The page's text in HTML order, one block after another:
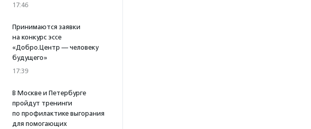
17:46
Принимаются заявки
на конкурс эссе
«Добро.Центр — человеку
будущего»
17:39
В Москве и Петербурге
пройдут тренинги
по профилактике выгорания
для помогающих